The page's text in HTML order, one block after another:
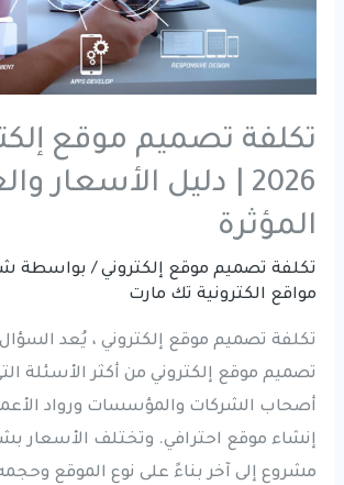
تكلفة تصميم موقع
2026 | دليل الأسعار
المؤثرة
تكلفة تصميم موقع إلكتروني / بواسطة
مواقع الكترونية تك مارت
تكلفة تصميم موقع إلكتروني ، يُعد
تصميم موقع إلكتروني من أكثر الأسئلة
أصحاب الشركات والمؤسسات ورواد
إنشاء موقع احترافي. وتختلف الأسعار
مشروع إلى آخر بناءً على نوع الموقع وحجمه